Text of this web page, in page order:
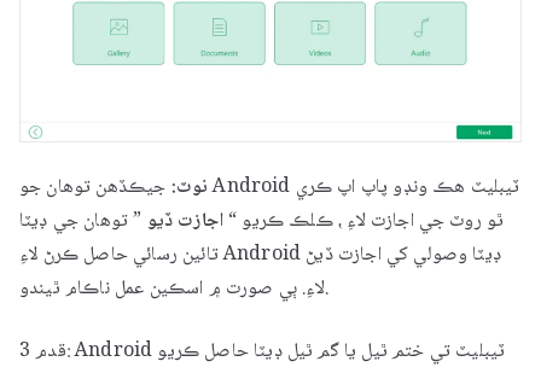
نوٽ: جيڪڏهن توهان جو Android ٽيبليٽ هڪ ونڊو پاپ اپ ڪري
ٿو روٽ جي اجازت لاءِ ، ڪلڪ ڪريو “اجازت ڏيو ” توهان جي ڊيٽا
تائين رسائي حاصل ڪرڻ لاءِ Android ڊيٽا وصولي کي اجازت ڏيڻ
لاءِ. ٻي صورت ۾ اسڪين عمل ناڪام ٿيندو.
قدم 3: Android ٽيبليٽ تي ختم ٿيل يا گم ٿيل ڊيٽا حاصل ڪريو